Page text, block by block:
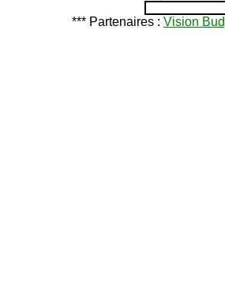
*** Partenaires : Vision